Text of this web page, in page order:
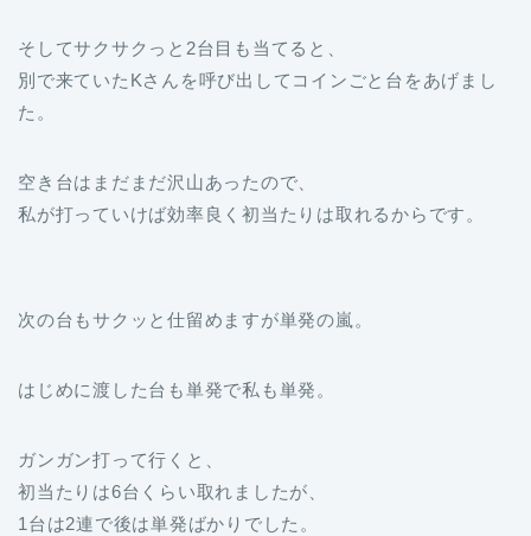
そしてサクサクっと2台目も当てると、
別で来ていたKさんを呼び出してコインごと台をあげまし
た。
空き台はまだまだ沢山あったので、
私が打っていけば効率良く初当たりは取れるからです。
次の台もサクッと仕留めますが単発の嵐。
はじめに渡した台も単発で私も単発。
ガンガン打って行くと、
初当たりは6台くらい取れましたが、
1台は2連で後は単発ばかりでした。